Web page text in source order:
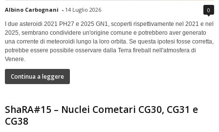
Albino Carbognani - 14 Luglio 2026 0
I due asteroidi 2021 PH27 e 2025 GN1, scoperti rispettivamente nel 2021 e nel
2025, sembrano condividere un'origine comune e potrebbero aver generato
una corrente di meteoroidi lungo la loro orbita. Se questa ipotesi fosse corretta,
potrebbe essere possibile osservare dalla Terra fireball nell'atmosfera di
Venere.
Continua a leggere
ShaRA#15 – Nuclei Cometari CG30, CG31 e
CG38